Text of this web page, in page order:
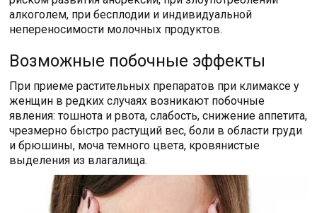
алкоголем, при бесплодии и индивидуальной
непереносимости молочных продуктов.
Возможные побочные эффекты
При приеме растительных препаратов при климаксе у
женщин в редких случаях возникают побочные
явления: тошнота и рвота, слабость, снижение аппетита,
чрезмерно быстро растущий вес, боли в области груди
и брюшины, моча темного цвета, кровянистые
выделения из влагалища.